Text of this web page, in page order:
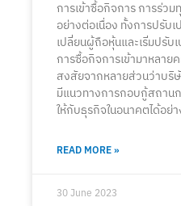
การเข้าซื้อกิจการ การร่วม
อย่างต่อเนื่อง ทั้งการปรับ
เปลี่ยนผู้ถือหุ้นและเริ่มปรับ
การซื้อกิจการเข้ามาหลา
สงสัยจากหลายส่วนว่าบริษั
มีแนวทางการกอบกู้สถาน
ให้กับธุรกิจในอนาคตได้อย่า
READ MORE »
30 June 2023